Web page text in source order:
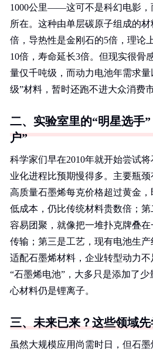
1000公里——这可不是科幻电影，
所在。这种由单层碳原子组成的
倍，导热性是金刚石的5倍，理论
10倍，寿命延长3倍。但现实很骨
量仅千吨级，而动力电池年需求
级”材料，暂时还跑不进大众消费市
二、实验室里的“明星选手
户”
科学家们早在2010年就开始尝试
业化进程比预期慢得多。主要瓶颈
高质量石墨烯每克价格超过黄金
低成本，仍比传统材料贵数倍；
容易团聚，就像把一堆扑克牌叠
传输；第三是工艺，现有电池生
适配石墨烯材料，企业转型动力
“石墨烯电池”，大多只是添加了
心材料仍是锂离子。
三、未来已来？这些领域
虽然大规模应用尚需时日，但石